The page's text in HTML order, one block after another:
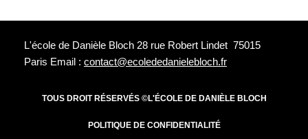
L'école de Danièle Bloch 28 rue Robert Lindet 75015
Paris Email : contact@ecolededanielebloch.fr
TOUS DROIT RÉSERVÉS ©L'ÉCOLE DE DANIÈLE BLOCH
POLITIQUE DE CONFIDENTIALITÉ